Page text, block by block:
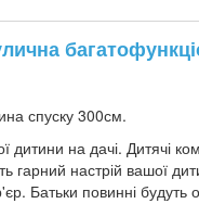
спуску 300см.
на дачі. Дитячі
гарний настрій вашої
Батьки повинні будуть